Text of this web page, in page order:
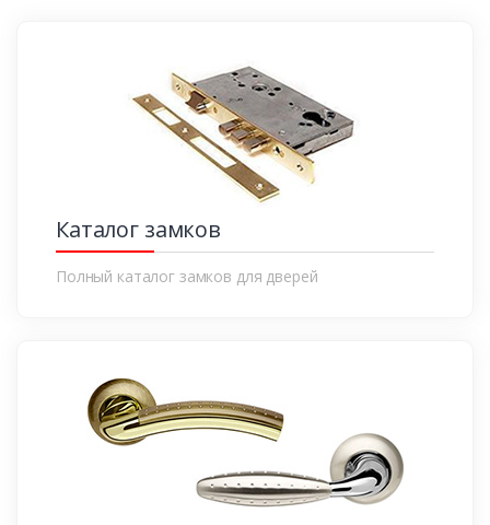
Каталог замков
Полный каталог замков для дверей